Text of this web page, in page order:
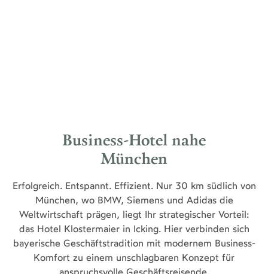
Business-Hotel nahe
München
Erfolgreich. Entspannt. Effizient. Nur 30 km südlich von
München, wo BMW, Siemens und Adidas die
Weltwirtschaft prägen, liegt Ihr strategischer Vorteil:
das Hotel Klostermaier in Icking. Hier verbinden sich
bayerische Geschäftstradition mit modernem Business-
Komfort zu einem unschlagbaren Konzept für
anspruchsvolle Geschäftsreisende.